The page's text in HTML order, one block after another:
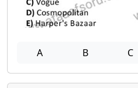
A B C